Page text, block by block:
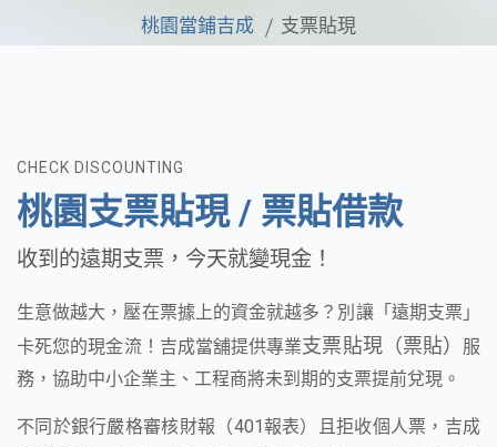
桃園當鋪吉成 支票貼現
CHECK DISCOUNTING
桃園支票貼現 / 票貼借款
收到的遠期支票，今天就變現金！
生意做越大，壓在票據上的資金就越多？別讓「遠期支票」
卡死您的現金流！吉成當舖提供專業支票貼現（票貼）
服
務，協助中小企業主、工程商將未到期的支票提前兌現。
不同於銀行嚴格審核財報（401報表）且拒收個人票，吉成